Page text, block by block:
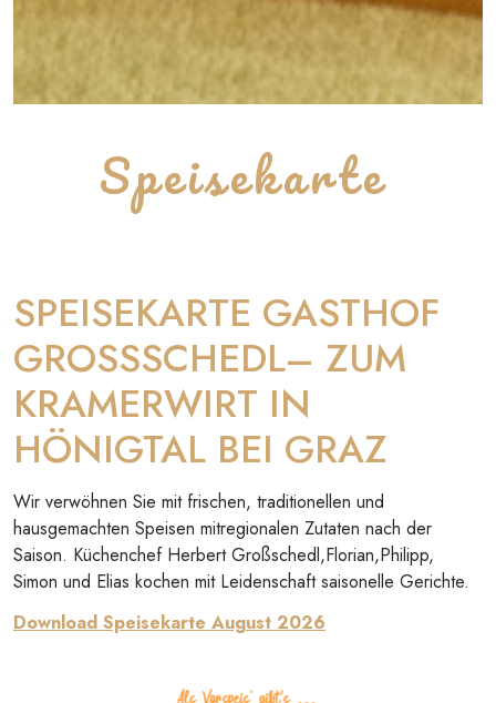
Speisekarte
SPEISEKARTE GASTHOF
GROSSSCHEDL– ZUM
KRAMERWIRT IN
HÖNIGTAL BEI GRAZ
Wir verwöhnen Sie mit frischen, traditionellen und
hausgemachten Speisen mitregionalen Zutaten nach der
Saison. Küchenchef Herbert Großschedl,Florian,Philipp,
Simon und Elias kochen mit Leidenschaft saisonelle Gerichte.
Download Speisekarte August 2026